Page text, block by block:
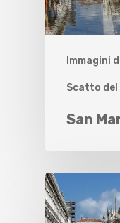
Immagini
Scatto
San